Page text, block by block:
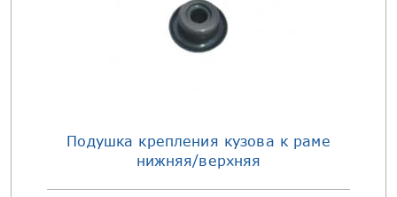
Подушка крепления кузова к раме
нижняя/верхняя